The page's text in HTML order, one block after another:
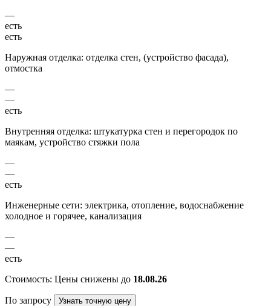
—
есть
есть
Наружная отделка: отделка стен, (устройство фасада),
отмостка
—
—
есть
Внутренняя отделка: штукатурка стен и перегородок по
маякам, устройство стяжки пола
—
—
есть
Инженерные сети: электрика, отопление, водоснабжение
холодное и горячее, канализация
—
—
есть
Стоимость: Цены снижены до 18.08.26
По запросу Узнать точную цену